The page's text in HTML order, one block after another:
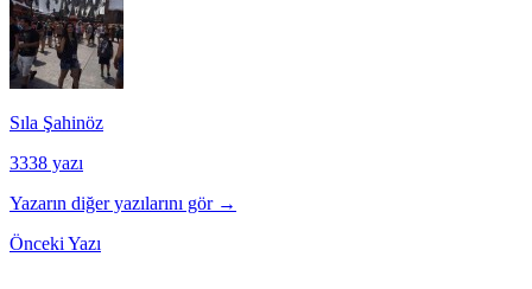
Sıla Şahinöz
3338 yazı
Yazarın diğer yazılarını gör →
Önceki Yazı